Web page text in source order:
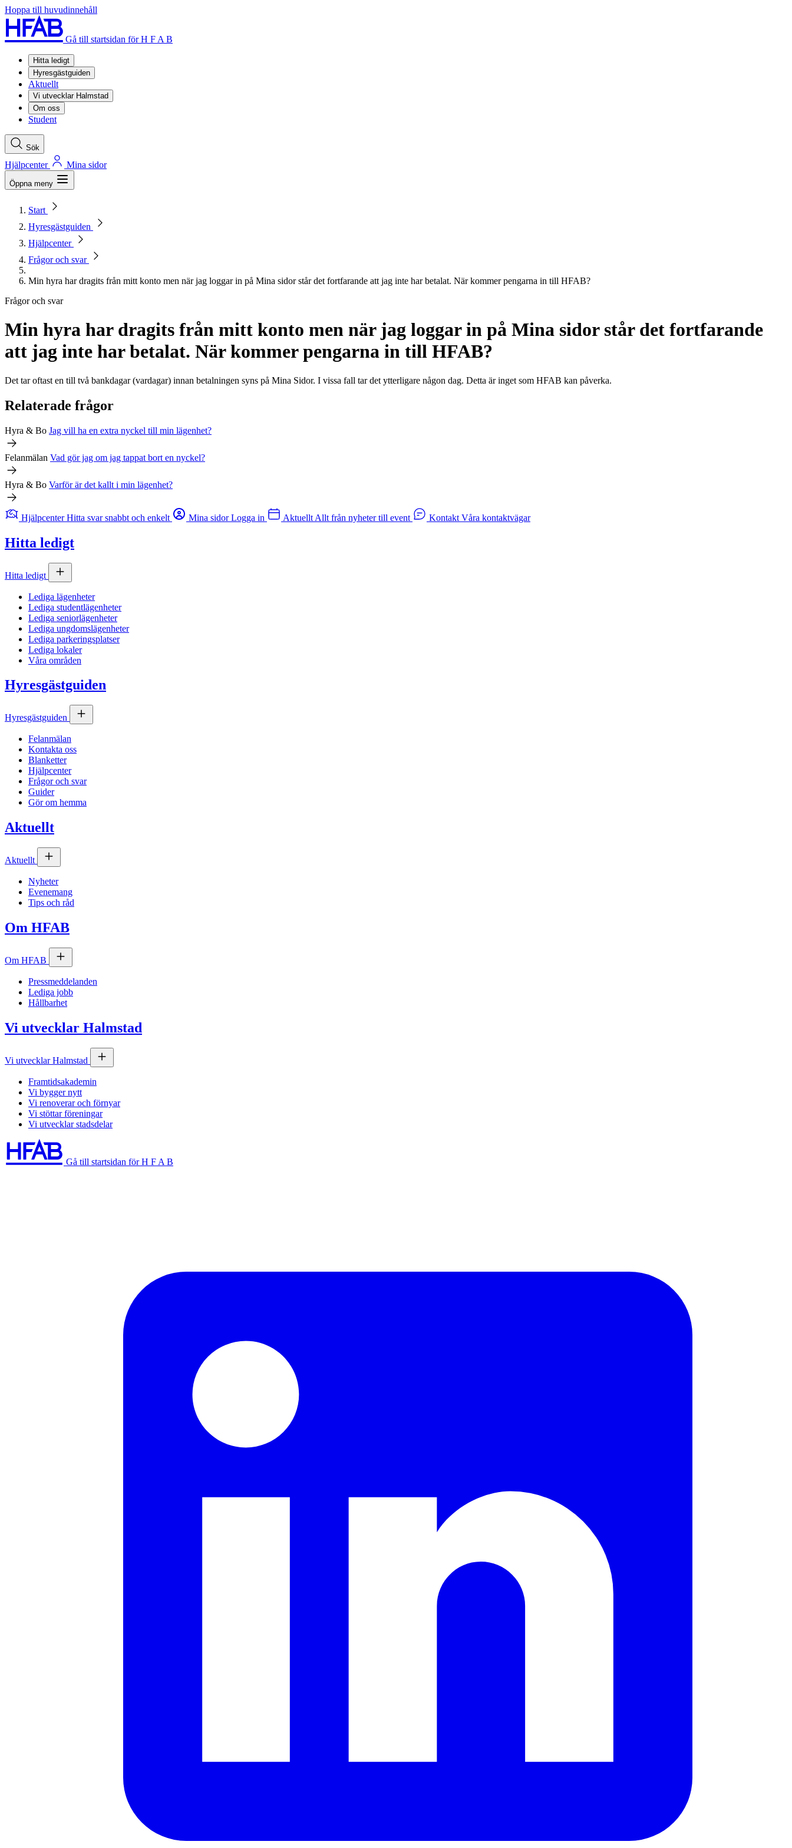
Hoppa till huvudinnehåll
Gå till startsidan för H F A B
Hitta ledigt
Hyresgästguiden
Aktuellt
Vi utvecklar Halmstad
Om oss
Student
Sök
Hjälpcenter Mina sidor
Öppna meny
Start
Hyresgästguiden
Hjälpcenter
Frågor och svar
Min hyra har dragits från mitt konto men när jag loggar in på Mina sidor står det fortfarande att jag inte har betalat. När kommer pengarna in till HFAB?
Frågor och svar
Min hyra har dragits från mitt konto men när jag loggar in på Mina sidor står det fortfarande
att jag inte har betalat. När kommer pengarna in till HFAB?
Det tar oftast en till två bankdagar (vardagar) innan betalningen syns på Mina Sidor. I vissa fall tar det ytterligare någon dag. Detta är inget som HFAB kan påverka.
Relaterade frågor
Hyra & Bo Jag vill ha en extra nyckel till min lägenhet?
Felanmälan Vad gör jag om jag tappat bort en nyckel?
Hyra & Bo Varför är det kallt i min lägenhet?
Hjälpcenter Hitta svar snabbt och enkelt Mina sidor Logga in Aktuellt Allt från nyheter till event Kontakt Våra kontaktvägar
Hitta ledigt
Hitta ledigt
Lediga lägenheter
Lediga studentlägenheter
Lediga seniorlägenheter
Lediga ungdomslägenheter
Lediga parkeringsplatser
Lediga lokaler
Våra områden
Hyresgästguiden
Hyresgästguiden
Felanmälan
Kontakta oss
Blanketter
Hjälpcenter
Frågor och svar
Guider
Gör om hemma
Aktuellt
Aktuellt
Nyheter
Evenemang
Tips och råd
Om HFAB
Om HFAB
Pressmeddelanden
Lediga jobb
Hållbarhet
Vi utvecklar Halmstad
Vi utvecklar Halmstad
Framtidsakademin
Vi bygger nytt
Vi renoverar och förnyar
Vi stöttar föreningar
Vi utvecklar stadsdelar
Gå till startsidan för H F A B